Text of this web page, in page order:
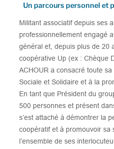
Un parcours personnel et
Militant associatif depuis ses
professionnellement engagé
général et, depuis plus de 20
coopérative Up (ex : Chèque
ACHOUR a consacré toute sa
Sociale et Solidaire et à la
En tant que Président du
500 personnes et présent
s’est attaché à démontrer la
coopératif et à promouvoir sa
l’ensemble de ses